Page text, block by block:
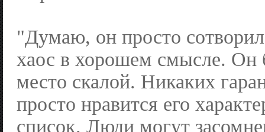
"Думаю, он просто
хаос в хорошем смысле. Он
место скалой. Никаких
просто нравится его
список. Люди могут